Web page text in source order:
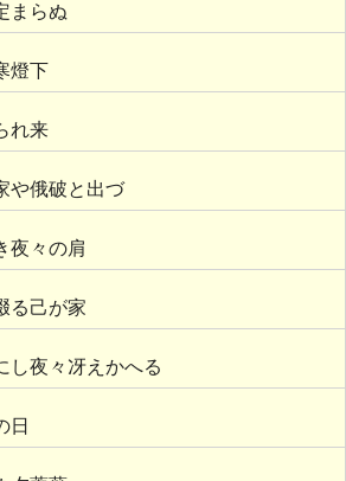
まらぬ
燈下
れ来
や俄破と出づ
夜々の肩
る己が家
し夜々冴えかへる
日